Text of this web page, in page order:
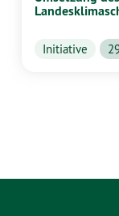
Initiative